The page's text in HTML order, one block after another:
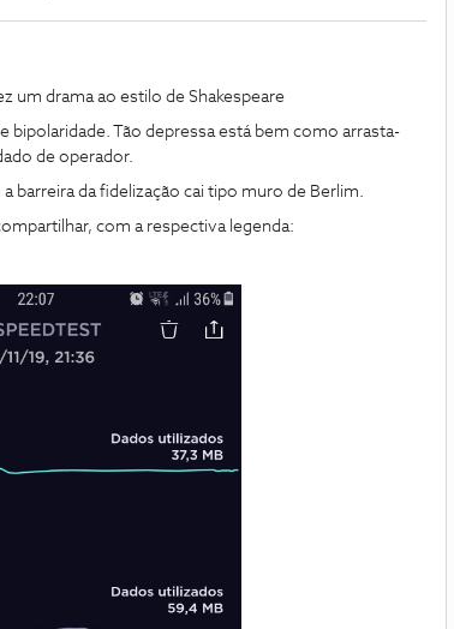
um drama ao estilo de Shakespeare
Tão depressa está bem como arrasta-
de operador.
barreira da fidelização cai tipo muro de Berlim.
com a respectiva legenda: